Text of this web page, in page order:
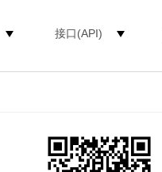
接口(API)